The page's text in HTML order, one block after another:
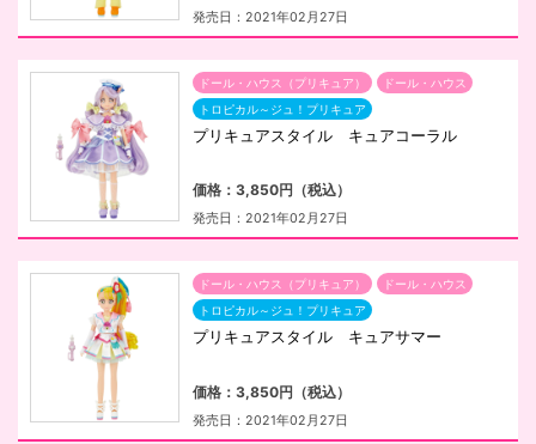
発売日：2021年02月27日
ドール・ハウス（プリキュア）
ドール・ハウス
トロピカル～ジュ！プリキュア
プリキュアスタイル キュアコーラル
価格：3,850円（税込）
発売日：2021年02月27日
ドール・ハウス（プリキュア）
ドール・ハウス
トロピカル～ジュ！プリキュア
プリキュアスタイル キュアサマー
価格：3,850円（税込）
発売日：2021年02月27日